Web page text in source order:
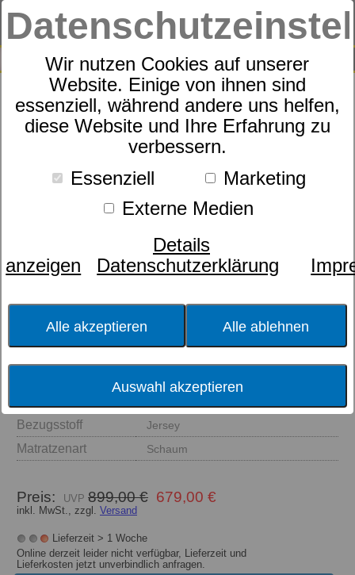
Wir nutzen Cookies auf unserer
Website. Einige von ihnen sind
essenziell, während andere uns helfen,
diese Website und Ihre Erfahrung zu
verbessern.
Essenziell
Marketing
Externe Medien
Details
anzeigen
Datenschutzerklärung
Alle akzeptieren Alle ablehnen
Auswahl akzeptieren
SUCHE
0
Sympathica BellaNova S
Bezugsstoff
Jersey
Matratzenart Schaum
Preis: 899,00 € 679,00 €
inkl. MwSt., zzgl. Versand
Lieferzeit > 1 Woche
Online derzeit leider nicht verfügbar, Lieferzeit und
Lieferkosten jetzt unverbindlich anfragen.